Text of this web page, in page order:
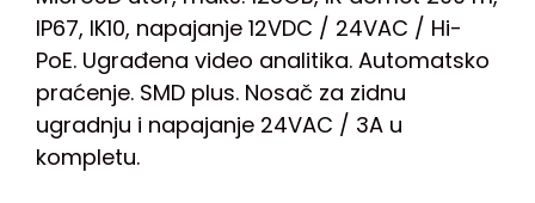
IP67, IK10, napajanje 12VDC / 24VAC / Hi-
PoE. Ugrađena video analitika. Automatsko
praćenje. SMD plus. Nosač za zidnu
ugradnju i napajanje 24VAC / 3A u
kompletu.